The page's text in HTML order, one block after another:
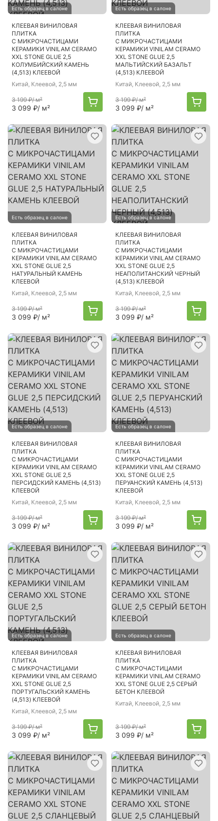
Есть образец в салоне
КЛЕЕВАЯ ВИНИЛОВАЯ
ПЛИТКА
С МИКРОЧАСТИЦАМИ
КЕРАМИКИ VINILAM CERAMO
XXL STONE GLUE 2,5
КОЛУМБИЙСКИЙ КАМЕНЬ
(4,513) КЛЕЕВОЙ
Китай, Клеевой, 2,5 мм
3 199 ₽/ м²
3 099 ₽/ м²
Есть образец в салоне
КЛЕЕВАЯ ВИНИЛОВАЯ
ПЛИТКА
С МИКРОЧАСТИЦАМИ
КЕРАМИКИ VINILAM CERAMO
XXL STONE GLUE 2,5
МАЛЬТИЙСКИЙ БАЗАЛЬТ
(4,513) КЛЕЕВОЙ
Китай, Клеевой, 2,5 мм
3 199 ₽/ м²
3 099 ₽/ м²
Есть образец в салоне
КЛЕЕВАЯ ВИНИЛОВАЯ
ПЛИТКА
С МИКРОЧАСТИЦАМИ
КЕРАМИКИ VINILAM CERAMO
XXL STONE GLUE 2,5
НАТУРАЛЬНЫЙ КАМЕНЬ
КЛЕЕВОЙ
Китай, Клеевой, 2,5 мм
3 199 ₽/ м²
3 099 ₽/ м²
Есть образец в салоне
КЛЕЕВАЯ ВИНИЛОВАЯ
ПЛИТКА
С МИКРОЧАСТИЦАМИ
КЕРАМИКИ VINILAM CERAMO
XXL STONE GLUE 2,5
НЕАПОЛИТАНСКИЙ ЧЕРНЫЙ
(4,513) КЛЕЕВОЙ
Китай, Клеевой, 2,5 мм
3 199 ₽/ м²
3 099 ₽/ м²
Есть образец в салоне
КЛЕЕВАЯ ВИНИЛОВАЯ
ПЛИТКА
С МИКРОЧАСТИЦАМИ
КЕРАМИКИ VINILAM CERAMO
XXL STONE GLUE 2,5
ПЕРСИДСКИЙ КАМЕНЬ (4,513)
КЛЕЕВОЙ
Китай, Клеевой, 2,5 мм
3 199 ₽/ м²
3 099 ₽/ м²
Есть образец в салоне
КЛЕЕВАЯ ВИНИЛОВАЯ
ПЛИТКА
С МИКРОЧАСТИЦАМИ
КЕРАМИКИ VINILAM CERAMO
XXL STONE GLUE 2,5
ПЕРУАНСКИЙ КАМЕНЬ (4,513)
КЛЕЕВОЙ
Китай, Клеевой, 2,5 мм
3 199 ₽/ м²
3 099 ₽/ м²
Есть образец в салоне
КЛЕЕВАЯ ВИНИЛОВАЯ
ПЛИТКА
С МИКРОЧАСТИЦАМИ
КЕРАМИКИ VINILAM CERAMO
XXL STONE GLUE 2,5
ПОРТУГАЛЬСКИЙ КАМЕНЬ
(4,513) КЛЕЕВОЙ
Китай, Клеевой, 2,5 мм
3 199 ₽/ м²
3 099 ₽/ м²
Есть образец в салоне
КЛЕЕВАЯ ВИНИЛОВАЯ
ПЛИТКА
С МИКРОЧАСТИЦАМИ
КЕРАМИКИ VINILAM CERAMO
XXL STONE GLUE 2,5 СЕРЫЙ
БЕТОН КЛЕЕВОЙ
Китай, Клеевой, 2,5 мм
3 199 ₽/ м²
3 099 ₽/ м²